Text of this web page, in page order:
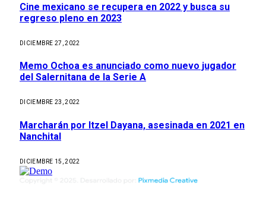
Cine mexicano se recupera en 2022 y busca su
regreso pleno en 2023
DICIEMBRE 27, 2022
Memo Ochoa es anunciado como nuevo jugador
del Salernitana de la Serie A
DICIEMBRE 23, 2022
Marcharán por Itzel Dayana, asesinada en 2021 en
Nanchital
DICIEMBRE 15, 2022